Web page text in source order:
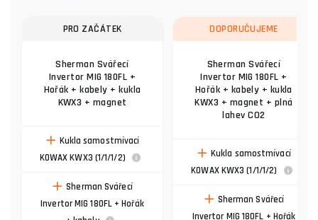
PRO ZAČÁTEK
Sherman Svářecí
Invertor MIG 180FL +
Hořák + kabely + kukla
KWX3 + magnet
Kukla samostmívací
KOWAX KWX3 (1/1/1/2)
Sherman Svářecí
Invertor MIG 180FL + Hořák
DOPORUČUJEME
Sherman Svářecí
Invertor MIG 180FL +
Hořák + kabely + kukla
KWX3 + magnet + plná
lahev CO2
Kukla samostmívací
KOWAX KWX3 (1/1/1/2)
Sherman Svářecí
Invertor MIG 180FL + Hořák